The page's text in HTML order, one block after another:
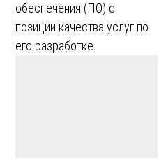
обеспечения (ПО) с
позиции качества услуг по
его разработке